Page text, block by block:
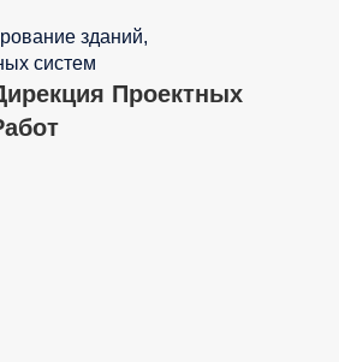
Проектных